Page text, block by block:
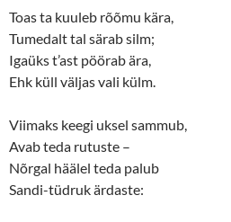
d
o
w
)
n
d
o
w
)
Toas ta kuuleb rõõmu kära,
Tumedalt tal särab silm;
Igaüks t’ast pöörab ära,
Ehk küll väljas vali külm.
Viimaks keegi uksel sammub,
Avab teda rutuste –
Nõrgal häälel teda palub
Sandi-tüdruk ärdaste: